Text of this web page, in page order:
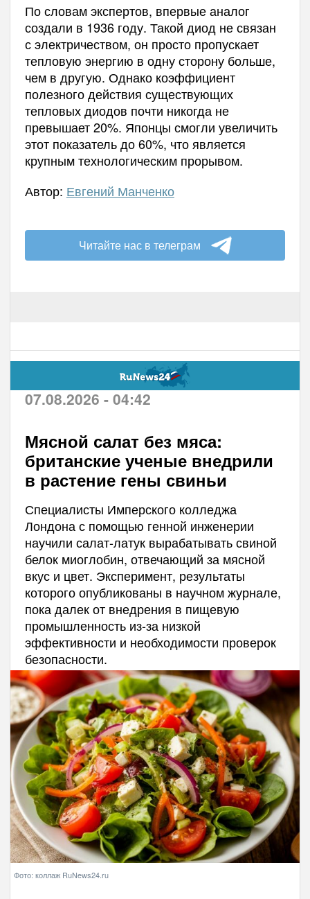
По словам экспертов, впервые аналог
создали в 1936 году. Такой диод не связан
с электричеством, он просто пропускает
тепловую энергию в одну сторону больше,
чем в другую. Однако коэффициент
полезного действия существующих
тепловых диодов почти никогда не
превышает 20%. Японцы смогли увеличить
этот показатель до 60%, что является
крупным технологическим прорывом.
Автор: Евгений Манченко
Читайте нас в телеграм
07.08.2026 - 04:42
Мясной салат без мяса:
британские ученые внедрили
в растение гены свиньи
Специалисты Имперского колледжа
Лондона с помощью генной инженерии
научили салат-латук вырабатывать свиной
белок миоглобин, отвечающий за мясной
вкус и цвет. Эксперимент, результаты
которого опубликованы в научном журнале,
пока далек от внедрения в пищевую
промышленность из-за низкой
эффективности и необходимости проверок
безопасности.
Фото: коллаж RuNews24.ru